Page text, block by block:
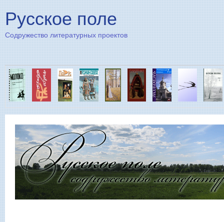
Русское поле
Содружество литературных проектов